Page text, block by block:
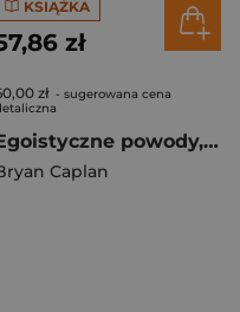
KSIĄŻKA
zł
zł - sugerowana cena
Egoistyczne powody, żeby mieć więcej dzieci
Caplan